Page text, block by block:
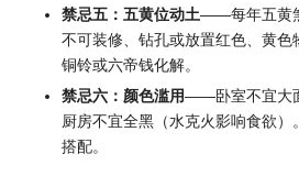
禁忌五：五黄位动土——每年五黄
不可装修、钻孔或放置红色、黄色
铜铃或六帝钱化解。
禁忌六：颜色滥用——卧室不宜大
厨房不宜全黑（水克火影响食欲
搭配。